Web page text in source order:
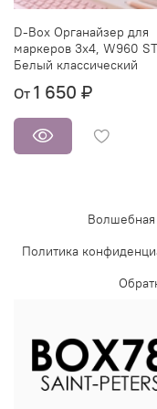
D-Box Органайзер для
маркеров 3х4, W960
Белый классический
От 1 650 ₽
Политика